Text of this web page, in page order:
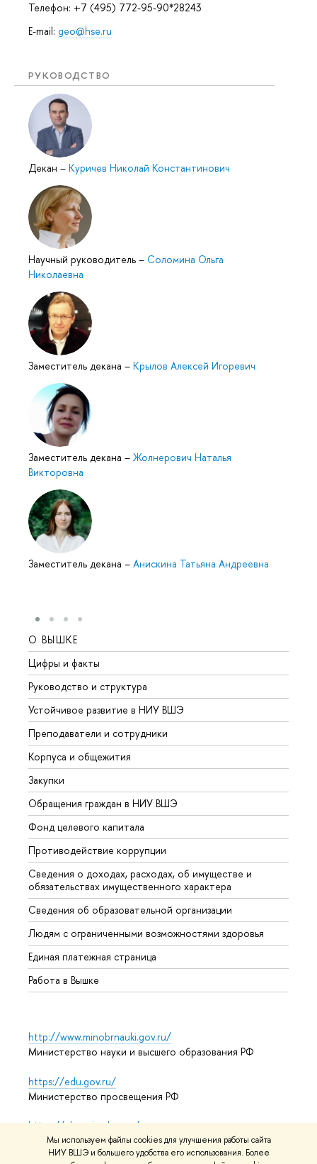
Мы используем файлы cookies для улучшения работы сайта
НИУ ВШЭ и большего удобства его использования. Более
Телефон: +7 (495) 772-95-90*28243
E-mail: geo@hse.ru
РУКОВОДСТВО
Декан – Куричев Николай Константинович
Научный руководитель – Соломина Ольга
Николаевна
Заместитель декана – Крылов Алексей Игоревич
Заместитель декана – Жолнерович Наталья
Викторовна
Заместитель декана – Анискина Татьяна Андреевна
О ВЫШКЕ
Цифры и факты
Руководство и структура
Устойчивое развитие в НИУ ВШЭ
Преподаватели и сотрудники
Корпуса и общежития
Закупки
Обращения граждан в НИУ ВШЭ
Фонд целевого капитала
Противодействие коррупции
Сведения о доходах, расходах, об имуществе и
обязательствах имущественного характера
Сведения об образовательной организации
Людям с ограниченными возможностями здоровья
Единая платежная страница
Работа в Вышке
http://www.minobrnauki.gov.ru/
Министерство науки и высшего образования РФ
https://edu.gov.ru/
Министерство просвещения РФ
https://elearning.hse.ru/mooc
Массовые открытые онлайн-курсы